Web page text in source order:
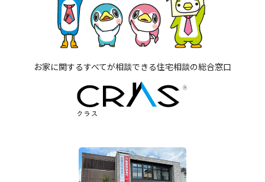
お家に関するすべてが相談できる住宅相談の総合窓口